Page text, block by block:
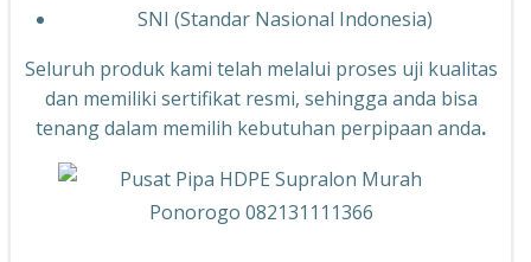
SNI (Standar Nasional Indonesia)
Seluruh produk kami telah melalui proses uji kualitas
dan memiliki sertifikat resmi, sehingga anda bisa
tenang dalam memilih kebutuhan perpipaan anda.